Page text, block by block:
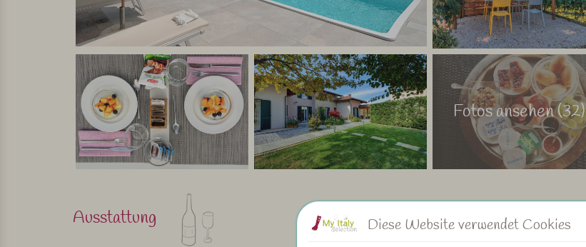
Fotos ansehen (32)
Ausstattung Diese Website verwendet Cookies